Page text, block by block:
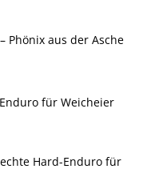
Phönix aus der Asche
für Weicheier
Hard-Enduro für